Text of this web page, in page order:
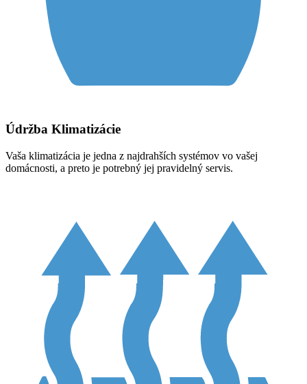
Údržba Klimatizácie
Vaša klimatizácia je jedna z najdrahších systémov vo vašej
domácnosti, a preto je potrebný jej pravidelný servis.